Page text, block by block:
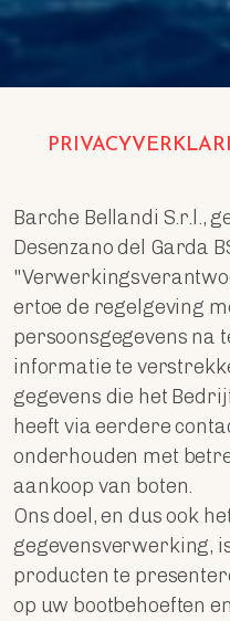
Barche Bellandi S.r.l.,
Desenzano del Garda
ertoe de regelgeving
persoonsgegevens na
informatie te
gegevens die het
heeft via eerdere
onderhouden met
aankoop van boten.
Ons doel, en dus ook
gegevensverwerking,
producten te
op uw bootbehoeften